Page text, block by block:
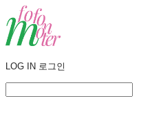
LOG IN 로그인